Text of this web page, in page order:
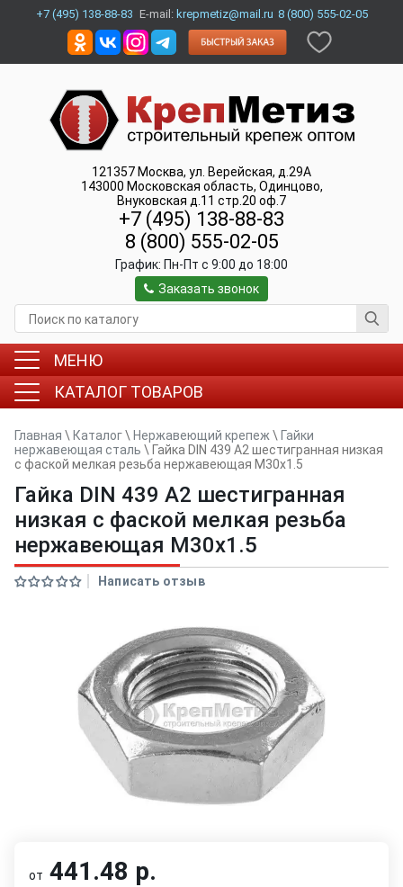
+7 (495) 138-88-83 E-mail: krepmetiz@mail.ru 8 (800) 555-02-05
121357 Москва, ул. Верейская, д.29А
143000 Московская область, Одинцово,
Внуковская д.11 стр.20 оф.7
+7 (495) 138-88-83
8 (800) 555-02-05
График: Пн-Пт c 9:00 до 18:00
Заказать звонок
МЕНЮ
КАТАЛОГ ТОВАРОВ
Главная \ Каталог\ Нержавеющий крепеж \ Гайки
нержавеющая сталь \ Гайка DIN 439 А2 шестигранная низкая
с фаской мелкая резьба нержавеющая M30x1.5
Гайка DIN 439 А2 шестигранная
низкая с фаской мелкая резьба
нержавеющая M30x1.5
Написать отзыв
от 441.48 р.